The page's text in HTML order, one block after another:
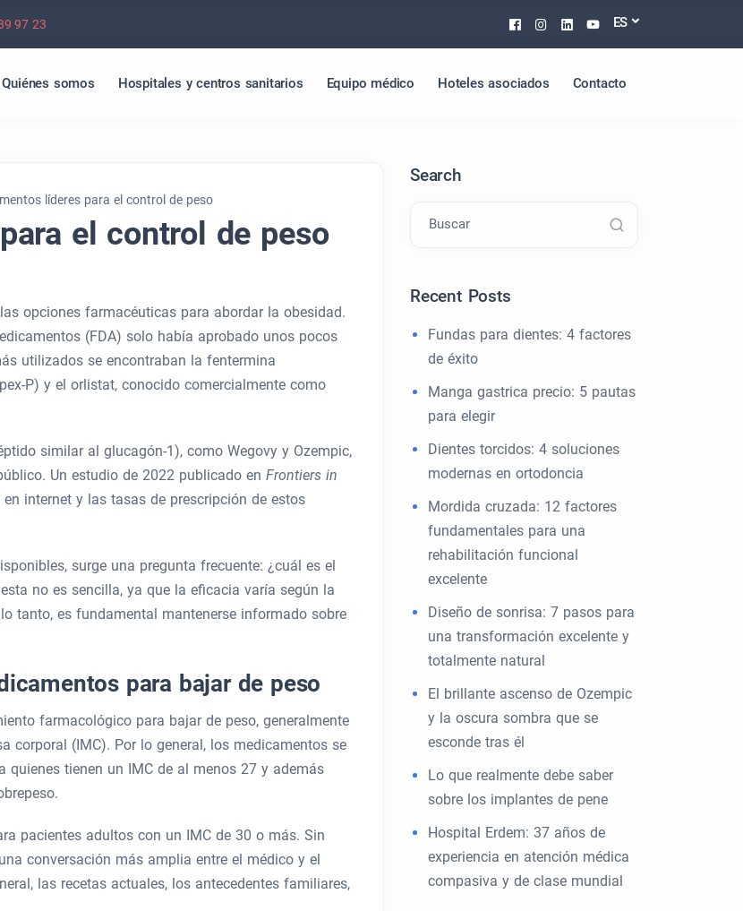
97 23 Facebook
Instagram
Linkedin
Youtube
ES
Quiénes somos Hospitales y centros sanitarios Equipo médico Hoteles asociados Contacto
líderes para el control de peso
el control de peso
opciones farmacéuticas para abordar la obesidad.
(FDA) solo había aprobado unos pocos
utilizados se encontraban la fentermina
P) y el orlistat, conocido comercialmente como
similar al glucagón-1), como Wegovy y Ozempic,
Un estudio de 2022 publicado en Frontiers in
internet y las tasas de prescripción de estos
surge una pregunta frecuente: ¿cuál es el
no es sencilla, ya que la eficacia varía según la
tanto, es fundamental mantenerse informado sobre
para bajar de peso
farmacológico para bajar de peso, generalmente
corporal (IMC). Por lo general, los medicamentos se
quienes tienen un IMC de al menos 27 y además
pacientes adultos con un IMC de 30 o más. Sin
conversación más amplia entre el médico y el
las recetas actuales, los antecedentes familiares,
Search
Buscar
Recent Posts
Fundas para dientes: 4 factores
de éxito
Manga gastrica precio: 5 pautas
para elegir
Dientes torcidos: 4 soluciones
modernas en ortodoncia
Mordida cruzada: 12 factores
fundamentales para una
rehabilitación funcional
excelente
Diseño de sonrisa: 7 pasos para
una transformación excelente y
totalmente natural
El brillante ascenso de Ozempic
y la oscura sombra que se
esconde tras él
Lo que realmente debe saber
sobre los implantes de pene
Hospital Erdem: 37 años de
experiencia en atención médica
compasiva y de clase mundial